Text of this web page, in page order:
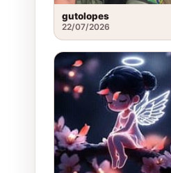
gutolopes
22/07/2026